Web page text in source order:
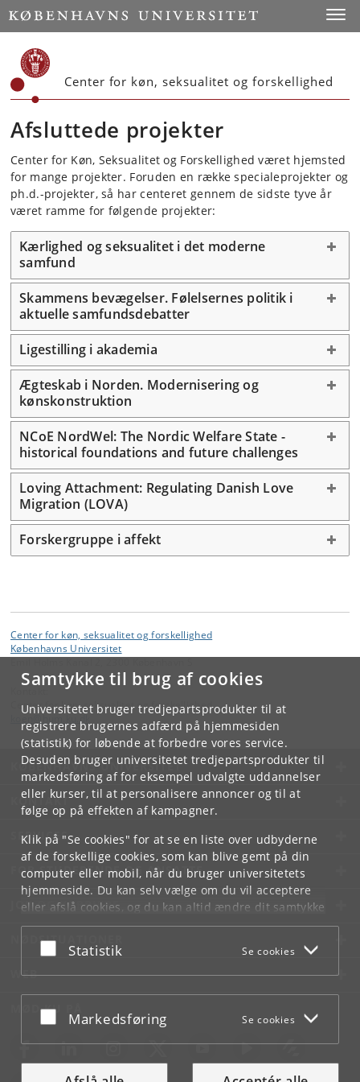
Samtykke til brug af cookies
Universitetet bruger tredjepartsprodukter til at
registrere brugernes adfærd på hjemmesiden
(statistik) for løbende at forbedre vores service.
Desuden bruger universitetet tredjepartsprodukter til
markedsføring af for eksempel udvalgte uddannelser
eller kurser, til at personalisere annoncer og til at
følge op på effekten af kampagner.
Klik på "Se cookies" for at se en liste over udbyderne
af de forskellige cookies, som kan blive gemt på din
computer eller mobil, når du bruger universitetets
hjemmeside. Du kan selv vælge om du vil acceptere
eller afslå cookies, og du kan altid ændre dit samtykke
underCookie- og privatlivspolitiksom du finder i
bunden af hver side.
Acceptér eller afslå
Statistik Se cookies
Acceptér eller afslå
Markedsføring Se cookies
Start
Center for køn, seksualitet og forskellighed
Afsluttede projekter
Center for Køn, Seksualitet og Forskellighed været hjemsted
for mange projekter. Foruden en række specialeprojekter og
ph.d.-projekter, så har centeret gennem de sidste tyve år
været ramme for følgende projekter:
Kærlighed og seksualitet i det moderne
samfund
Skammens bevægelser. Følelsernes politik i
aktuelle samfundsdebatter
Ligestilling i akademia
Ægteskab i Norden. Modernisering og
kønskonstruktion
NCoE NordWel: The Nordic Welfare State -
historical foundations and future challenges
Loving Attachment: Regulating Danish Love
Migration (LOVA)
Forskergruppe i affekt
Center for køn, seksualitet og forskellighed
Københavns Universitet
Center for køn, seksualitet og forskellighed
KØBENHAVNS UNIVERSITET
KONTAKT
SERVICES
FOR STUDERENDE OG ANSATTE
JOB OG KARRIERE
NØDSITUATIONER
WEB
MØD KU PÅ